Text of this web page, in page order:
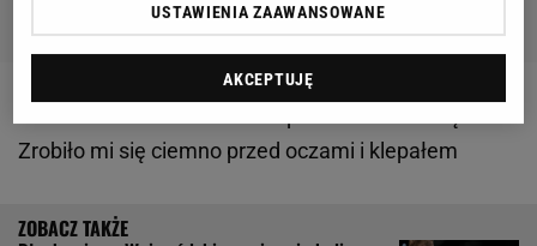
Zrobiło mi się ciemno przed oczami i klepałem
USTAWIENIA ZAAWANSOWANE
AKCEPTUJĘ